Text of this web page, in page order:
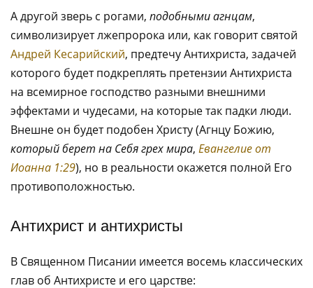
А другой зверь с рогами, подобными агнцам,
символизирует лжепророка или, как говорит святой
Андрей Кесарийский, предтечу Антихриста, задачей
которого будет подкреплять претензии Антихриста
на всемирное господство разными внешними
эффектами и чудесами, на которые так падки люди.
Внешне он будет подобен Христу (Агнцу Божию,
который берет на Себя грех мира, Евангелие от
Иоанна 1:29), но в реальности окажется полной Его
противоположностью.
Антихрист и антихристы
В Священном Писании имеется восемь классических
глав об Антихристе и его царстве: